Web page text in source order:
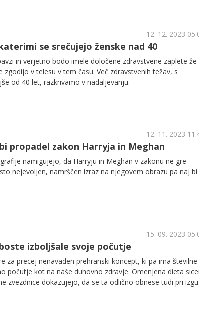
12. 12. 2023
se srečujejo ženske nad 40
in verjetno bodo imele določene zdravstvene zaplete že
zgodijo v telesu v tem času. Več zdravstvenih težav, s
od 40 let, razkrivamo v nadaljevanju.
12. 11. 2023
propadel zakon Harryja in Meghan
namigujejo, da Harryju in Meghan v zakonu ne gre
nejevoljen, namrščen izraz na njegovem obrazu pa naj bi
15. 09. 2023
izboljšale svoje počutje
za precej nenavaden prehranski koncept, ki pa ima številne
počutje kot na naše duhovno zdravje. Omenjena dieta
zvezdnice dokazujejo, da se ta odlično obnese tudi pri